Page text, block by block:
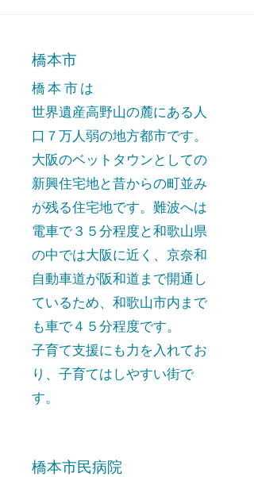
橋本市
橋本市は
世界遺産高野山の麓にある人
口７万人弱の地方都市です。
大阪のベットタウンとしての
新興住宅地と昔からの町並み
が残る住宅地です。難波へは
電車で３５分程度と和歌山県
の中では大阪に近く、京奈和
自動車道が阪和道まで開通し
ているため、和歌山市内まで
も車で４５分程度です。
子育て支援にも力を入れてお
り、子育てはしやすい街で
す。​
橋本市民病院